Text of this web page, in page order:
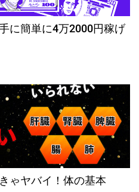
に簡単に4万2000円稼げ
ゃヤバイ！体の基本